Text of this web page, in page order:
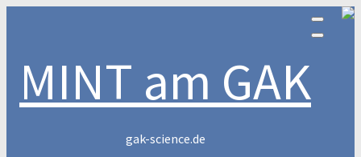
MINT am GAK
gak-science.de